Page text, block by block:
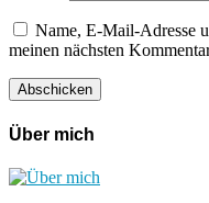
Name, E-Mail-Adresse
meinen nächsten
Über mich